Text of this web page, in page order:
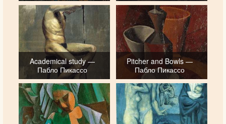
Academical study —
Пабло Пикассо
Pitcher and Bowls —
Пабло Пикассо